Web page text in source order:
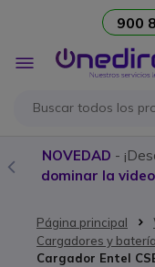
900
Toggle
Nav
NOVEDAD -
dominar la
Página principal
Cargadores y
Cargador Entel